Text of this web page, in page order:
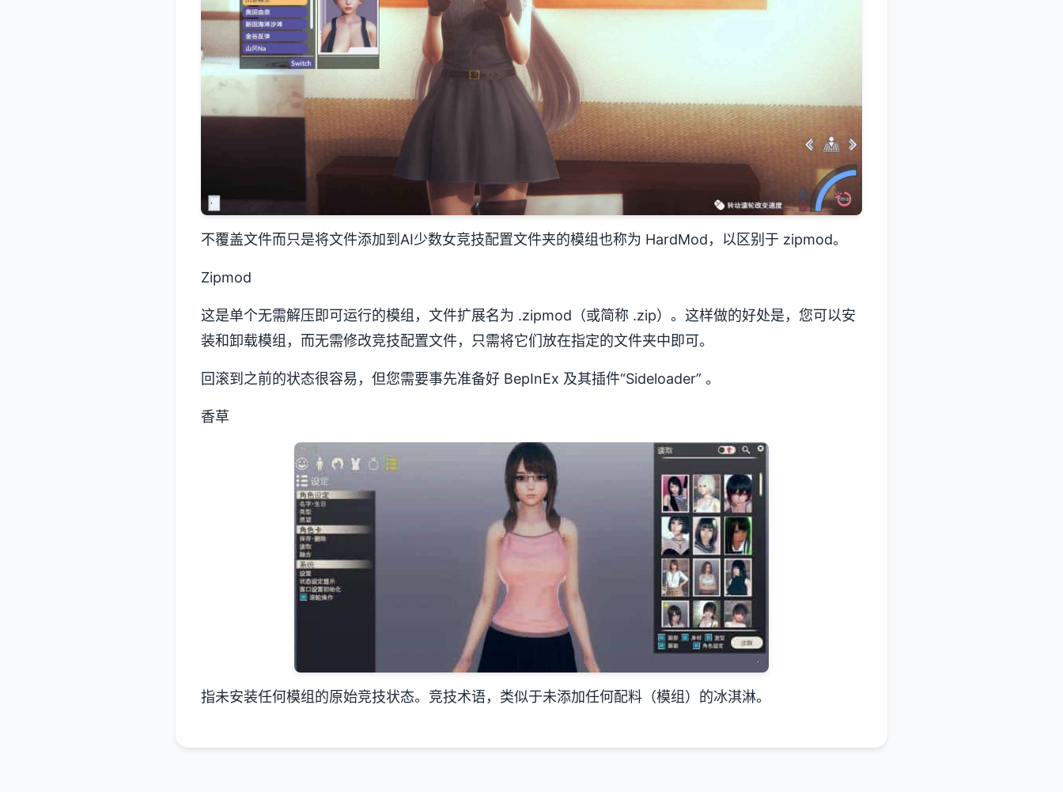
不覆盖文件而只是将文件添加到AI少数女竞技配置文件夹的模组也称为 HardMod，以区别于 zipmod。
Zipmod
这是单个无需解压即可运行的模组，文件扩展名为 .zipmod（或简称 .zip）。这样做的好处是，您可以安
装和卸载模组，而无需修改竞技配置文件，只需将它们放在指定的文件夹中即可。
回滚到之前的状态很容易，但您需要事先准备好 BepInEx 及其插件“Sideloader” 。
香草
指未安装任何模组的原始竞技状态。竞技术语，类似于未添加任何配料（模组）的冰淇淋。